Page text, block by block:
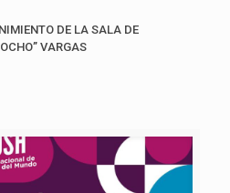
DE LA SALA DE
VARGAS